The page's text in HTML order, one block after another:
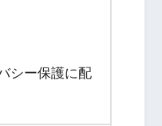
シー保護に配